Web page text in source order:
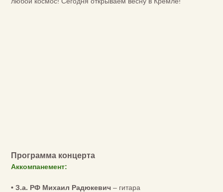
Программа концерта
Аккомпанемент:
• З.а. РФ Михаил Радюкевич – гитара